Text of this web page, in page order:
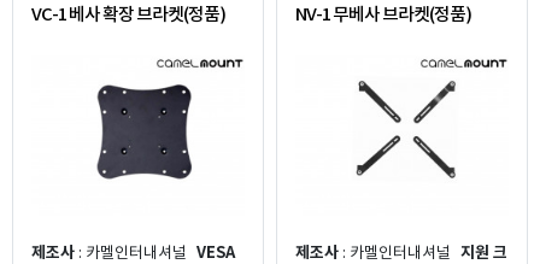
VC-1 베사 확장 브라켓(정품)
제조사 : 카멜인터내셔널 VESA
NV-1 무베사 브라켓(정품)
제조사 : 카멜인터내셔널 지원 크